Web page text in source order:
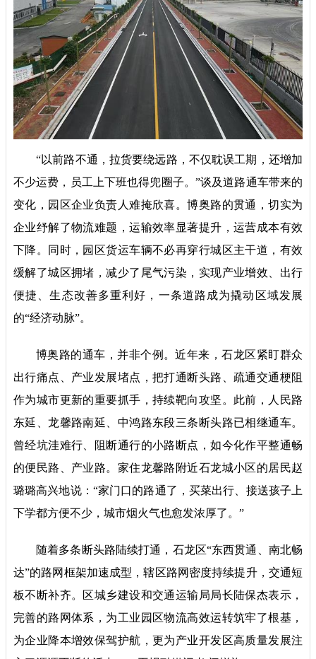
“以前路不通，拉货要绕远路，不仅耽误工期，还增加
不少运费，员工上下班也得兜圈子。”谈及道路通车带来的
变化，园区企业负责人难掩欣喜。博奥路的贯通，切实为
企业纾解了物流难题，运输效率显著提升，运营成本有效
下降。同时，园区货运车辆不必再穿行城区主干道，有效
缓解了城区拥堵，减少了尾气污染，实现产业增效、出行
便捷、生态改善多重利好，一条道路成为撬动区域发展
的“经济动脉”。
博奥路的通车，并非个例。近年来，石龙区紧盯群众
出行痛点、产业发展堵点，把打通断头路、疏通交通梗阻
作为城市更新的重要抓手，持续靶向攻坚。此前，人民路
东延、龙馨路南延、中鸿路东段三条断头路已相继通车。
曾经坑洼难行、阻断通行的小路断点，如今化作平整通畅
的便民路、产业路。家住龙馨路附近石龙城小区的居民赵
璐璐高兴地说：“家门口的路通了，买菜出行、接送孩子上
下学都方便不少，城市烟火气也愈发浓厚了。”
随着多条断头路陆续打通，石龙区“东西贯通、南北畅
达”的路网框架加速成型，辖区路网密度持续提升，交通短
板不断补齐。区城乡建设和交通运输局局长陆保杰表示，
完善的路网体系，为工业园区物流高效运转筑牢了根基，
为企业降本增效保驾护航，更为产业开发区高质量发展注